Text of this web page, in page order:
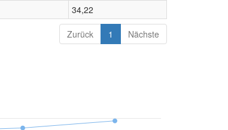
34,22
Zurück 1 Nächste